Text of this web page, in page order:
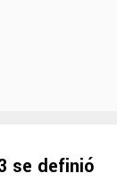
se definió